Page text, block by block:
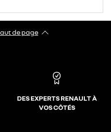
de page​
DES EXPERTS RENAULT À
VOS CÔTÉS